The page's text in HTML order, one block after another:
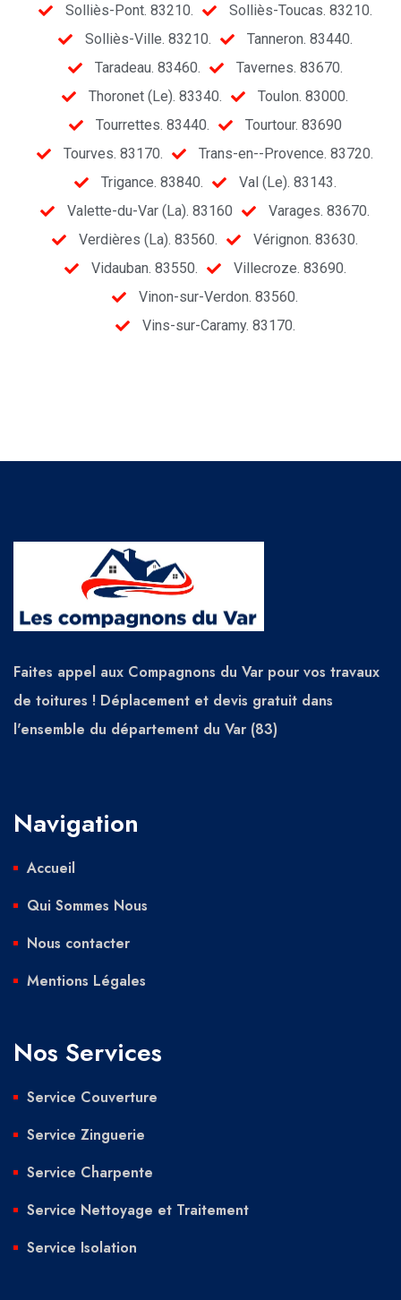
Solliès-Pont. 83210.
Solliès-Toucas. 83210.
Solliès-Ville. 83210.
Tanneron. 83440.
Taradeau. 83460.
Tavernes. 83670.
Thoronet (Le). 83340.
Toulon. 83000.
Tourrettes. 83440.
Tourtour. 83690
Tourves. 83170.
Trans-en--Provence. 83720.
Trigance. 83840.
Val (Le). 83143.
Valette-du-Var (La). 83160
Varages. 83670.
Verdières (La). 83560.
Vérignon. 83630.
Vidauban. 83550.
Villecroze. 83690.
Vinon-sur-Verdon. 83560.
Vins-sur-Caramy. 83170.
Faites appel aux Compagnons du Var pour vos travaux
de toitures ! Déplacement et devis gratuit dans
l'ensemble du département du Var (83)
Navigation
Accueil
Qui Sommes Nous
Nous contacter
Mentions Légales
Nos Services
Service Couverture
Service Zinguerie
Service Charpente
Service Nettoyage et Traitement
Service Isolation